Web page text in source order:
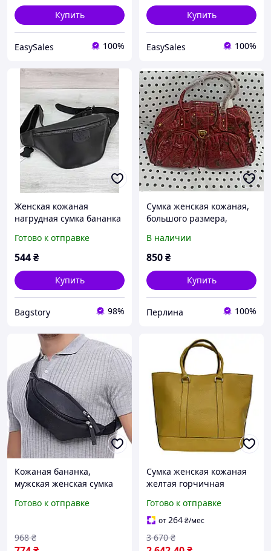
Купить
EasySales 100%
Купить
EasySales 100%
Женская кожаная
нагрудная сумка бананка
Welassie
Готово к отправке
544₴
Купить
Bagstory 98%
Сумка женская кожаная,
большого размера,
В наличии
850₴
Купить
Перлина 100%
Кожаная бананка,
мужская женская сумка
черная барсетка buzyna
Готово к отправке
968 ₴
Сумка женская кожаная
желтая горчичная
31/13,5/24 (см)
Готово к отправке
от264₴/мес
3 670 ₴